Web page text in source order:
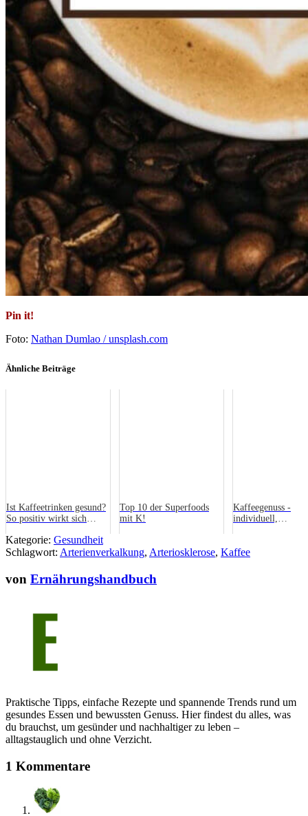
Pin it!
Foto: Nathan Dumlao / unsplash.com
Ähnliche Beiträge
Ist Kaffeetrinken gesund?
So positiv wirkt sich
aus
Top 10 der Superfoods
mit K!
Kaffeegenuss -
individuell,
Kategorie: Gesundheit
Schlagwort: Arterienverkalkung, Arteriosklerose, Kaffee
von Ernährungshandbuch
Praktische Tipps, einfache Rezepte und spannende Trends rund um
gesundes Essen und bewussten Genuss. Hier findest du alles, was
du brauchst, um gesünder und nachhaltiger zu leben –
alltagstauglich und ohne Verzicht.
1 Kommentare